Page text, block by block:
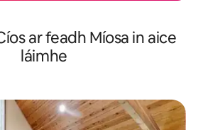
ar feadh Míosa in aice
láimhe